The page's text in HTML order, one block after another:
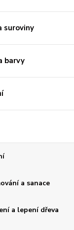
suroviny
barvy
a sanace
a lepení dřeva